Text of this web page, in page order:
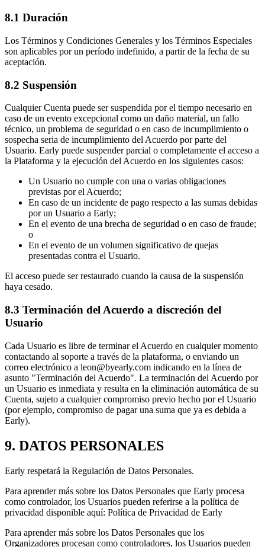
8.1 Duración
Los Términos y Condiciones Generales y los Términos Especiales
son aplicables por un período indefinido, a partir de la fecha de su
aceptación.
8.2 Suspensión
Cualquier Cuenta puede ser suspendida por el tiempo necesario en
caso de un evento excepcional como un daño material, un fallo
técnico, un problema de seguridad o en caso de incumplimiento o
sospecha seria de incumplimiento del Acuerdo por parte del
Usuario. Early puede suspender parcial o completamente el acceso a
la Plataforma y la ejecución del Acuerdo en los siguientes casos:
Un Usuario no cumple con una o varias obligaciones
previstas por el Acuerdo;
En caso de un incidente de pago respecto a las sumas debidas
por un Usuario a Early;
En el evento de una brecha de seguridad o en caso de fraude;
o
En el evento de un volumen significativo de quejas
presentadas contra el Usuario.
El acceso puede ser restaurado cuando la causa de la suspensión
haya cesado.
8.3 Terminación del Acuerdo a discreción del
Usuario
Cada Usuario es libre de terminar el Acuerdo en cualquier momento
contactando al soporte a través de la plataforma, o enviando un
correo electrónico a leon@byearly.com indicando en la línea de
asunto "Terminación del Acuerdo". La terminación del Acuerdo por
un Usuario es inmediata y resulta en la eliminación automática de su
Cuenta, sujeto a cualquier compromiso previo hecho por el Usuario
(por ejemplo, compromiso de pagar una suma que ya es debida a
Early).
9. DATOS PERSONALES
Early respetará la Regulación de Datos Personales.
Para aprender más sobre los Datos Personales que Early procesa
como controlador, los Usuarios pueden referirse a la política de
privacidad disponible aquí: Política de Privacidad de Early
Para aprender más sobre los Datos Personales que los
Organizadores procesan como controladores, los Usuarios pueden